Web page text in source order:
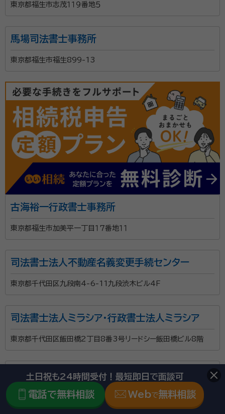
東京都福生市志茂１１９番地５
馬場司法書士事務所
東京都福生市福生899-13
古海裕一行政書士事務所
東京都福生市加美平一丁目１７番地１１
司法書士法人不動産名義変更手続センター
東京都千代田区九段南4-6-11九段渋木ビル4F
司法書士法人ミラシア・行政書士法人ミラシア
東京都千代田区飯田橋2丁目8番3号リードシー飯田橋ビル8階
司法書士法人中央事務所
東京都新宿区西新宿二丁目１ー１ 新宿三井ビルディング ９階
土日祝も24時間受付！最短即日で面談可
電話で無料相談 Webで無料相談